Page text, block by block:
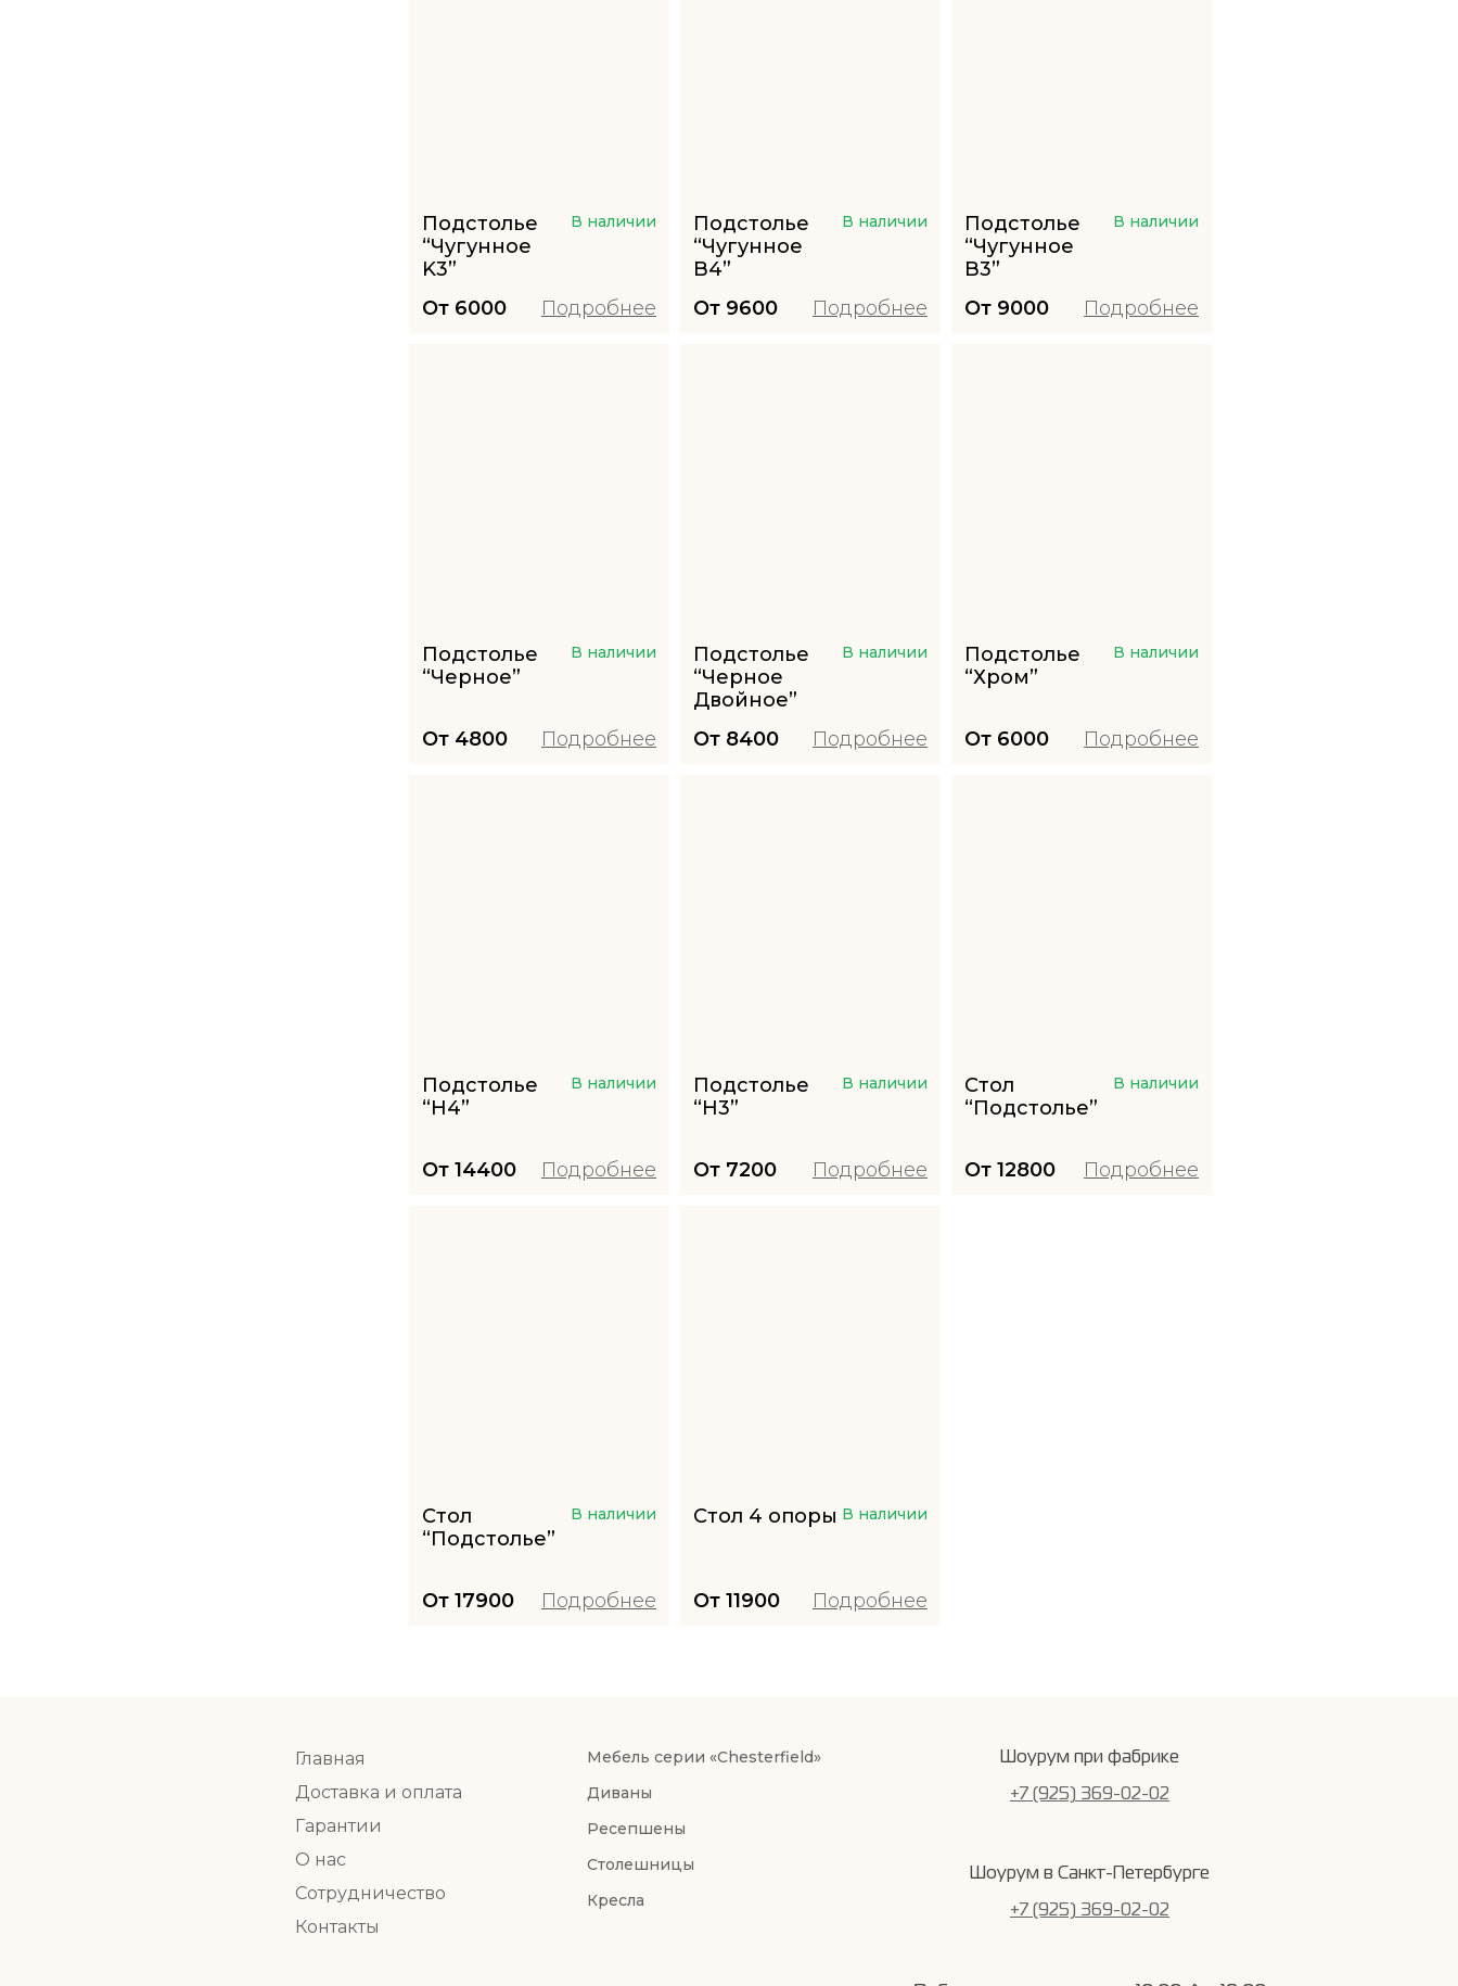
Подстолье
“Чугунное
K3”
В наличии
От 6000 Подробнее
Подстолье
“Чугунное
B4”
В наличии
От 9600 Подробнее
Подстолье
“Чугунное
B3”
В наличии
От 9000 Подробнее
Подстолье
“Черное”
В наличии
От 4800 Подробнее
Подстолье
“Черное
Двойное”
В наличии
От 8400 Подробнее
Подстолье
“Хром”
В наличии
От 6000 Подробнее
Подстолье
“H4”
В наличии
От 14400 Подробнее
Подстолье
“H3”
В наличии
От 7200 Подробнее
Стол
“Подстолье”
В наличии
От 12800 Подробнее
Стол
“Подстолье”
В наличии
От 17900 Подробнее
Стол 4 опоры В наличии
От 11900 Подробнее
Главная
Доставка и оплата
Гарантии
О нас
Сотрудничество
Контакты
Мебель серии «Chesterfield»
Диваны
Ресепшены
Столешницы
Кресла
Шоурум при фабрике
+7 (925) 369-02-02
Шоурум в Санкт-Петербурге
+7 (925) 369-02-02